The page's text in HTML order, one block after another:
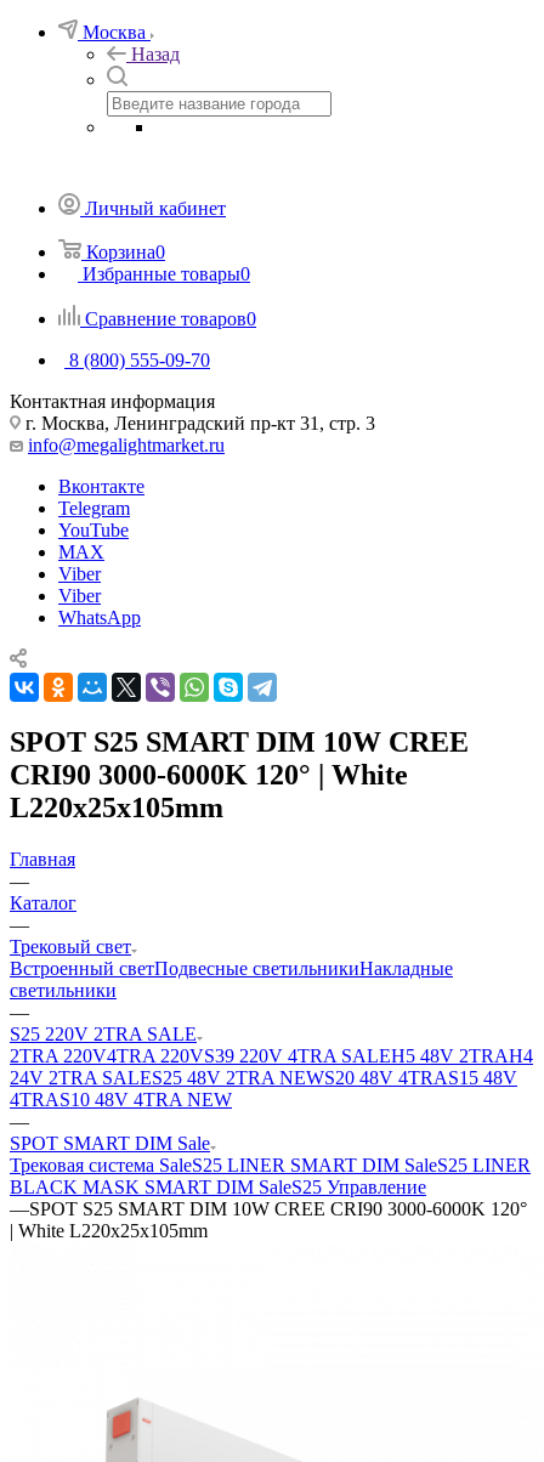
Москва
Назад
Личный кабинет
Корзина0
Избранные товары0
Сравнение товаров0
8 (800) 555-09-70
Контактная информация
г. Москва, Ленинградский пр-кт 31, стр. 3
info@megalightmarket.ru
Вконтакте
Telegram
YouTube
MAX
Viber
Viber
WhatsApp
SPOT S25 SMART DIM 10W CREE
CRI90 3000-6000K 120° | White
L220х25х105mm
Главная
—
Каталог
—
Трековый свет
Встроенный светПодвесные светильникиНакладные
светильники
—
S25 220V 2TRA SALE
2TRA 220V4TRA 220VS39 220V 4TRA SALEH5 48V 2TRAH4
24V 2TRA SALES25 48V 2TRA NEWS20 48V 4TRAS15 48V
4TRAS10 48V 4TRA NEW
—
SPOT SMART DIM Sale
Трековая система SaleS25 LINER SMART DIM SaleS25 LINER
BLACK MASK SMART DIM SaleS25 Управление
—SPOT S25 SMART DIM 10W CREE CRI90 3000-6000K 120°
| White L220х25х105mm